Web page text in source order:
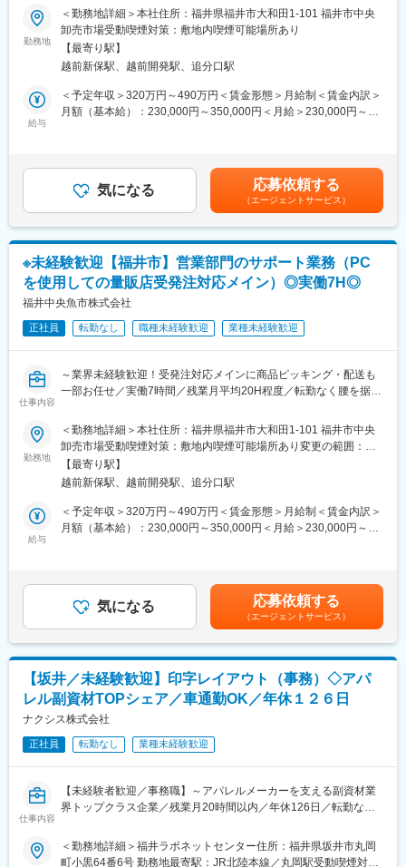
境です。
・基本土日祝休み／月残業平均20h程度
変更の範囲：会社の定める業務
のソフトウェア、グループ会社のゴンドラ事業、歌詞検索サイト
のPV数など、基幹事業の分野以外でもNo.１事業を保有していま
す。
◎創業100年超の安定感と新しい挑戦に挑み続ける社風
など、時代のニーズにあわせた全く新しい事業を展開していま
す。国内だけにとどまらず、シンガポールでプラスチック加工販
設立以来赤字経営をしたことなく、現在も実質無借金の経営体制
です。
500億を超える豊富な手元資金があり、今後は手元資金をM&Aな
ど投資にまわしていきたいと考えています。
変更の範囲：当社および出向（転籍）先の業務全般
福井県内の水産物流通の重要な役割を担う水産物の総合商社であ
る同社にて、営業職をご担当いただきます。
異業界からの入社者も活躍中ですので、ご意欲ある方であれば業
界が未経験の方もチャレンジ歓迎です。
■仕事内容：
市場外の商社、大手外食チェーン店、大手スーパー等の量販店へ
顧客先：マルハニチロ、ニッスイ、極洋、ニチレイなど
扱う商材：ズワイガニ・タラバガニ等冷凍カニ全般、サバ製品や
トップシェアを誇ります。
■配属部署人数：
現在、82名体制です。
その内、営業の方は全体で50名いらっしゃり、今回の配属先につ
いては
現在12名体制（20代から60代）です。
■ご入社後のフォロー体制：
先輩の指導のもと業務を行って頂きますので、ご安心ください。
■はたらき方：
・就業時間は、08:00 ～ 16:00（休憩60分） です
・実働7時間です
・月平均所定外労働時間は20H程度です
■キャリアパス等：
まずはメンバーとして活躍いただきますが、将来的に管理職を目
指していただけます。
■会社の特徴：
福井市中央卸売市場の水産物卸売業を展開する会社です。
福井の近海で獲れた魚や全国の魚、世界中の魚を福井の皆様や
全国の消費市場に販売しています。
近年ではふくいサーモンの養殖にも取り組んでいます。
勤務地
＜勤務地詳細＞本社住所：福井県福井市大和田1-101 福井市中央
卸売市場受動喫煙対策：敷地内喫煙可能場所あり
【最寄り駅】
越前新保駅、越前開発駅、追分口駅
給与
＜予定年収＞320万円～490万円＜賃金形態＞月給制＜賃金内訳＞
月額（基本給）：230,000円～350,000円＜月給＞230,000円～
（上限30,000円／月まで）■深夜手当賃金はあくまでも目安の金
額であり、選考を通じて上下する可能性があります。月給(月額)は
固定手当を含めた表記です。
気になる 応募依頼する
（エージェントサービス）
※未経験歓迎【福井市】営業部門のサポート業務（PC
を使用しての量販店受発注対応メイン）◎実働7H◎
福井中央魚市株式会社
正社員 転勤なし 職種未経験歓迎 業種未経験歓迎
仕事内容
～業界未経験歓迎！受発注対応メインに商品ピッキング・配送も
一部お任せ／実働7時間／残業月平均20H程度／転勤なく腰を据え
福井県内の水産物流通の重要な役割を担う水産物の総合商社であ
る当社にて、営業部門のサポート業務をご担当いただきます。
異業界からの入社者も活躍中ですので、ご意欲ある方であれば業
界未経験の方もチャレンジ歓迎です。
■仕事内容：
・量販店・スーパーからの受発注対応（PC入力・電話対応がメイ
■具体的には：
各量販店が運用しているWEB-EDIと呼ばれるシステムを使用して
の商品の受発注を行っていただきます。
積み込み、配送業務もございます。内勤８割、外勤２割程度とな
ります。
配送業務に関しては長距離の配送ではなく、当社から半径5km以
内近辺への配送がほとんどです。
■配属部署人数：
現在、82名体制です。
その内、営業の方は全体で50名在籍しており、今回の配属先につ
いては現在11名体制（20代から60代）です。
先輩の指導のもと業務を行って頂きますので、ご安心ください。
勤務地
＜勤務地詳細＞本社住所：福井県福井市大和田1-101 福井市中央
卸売市場受動喫煙対策：敷地内喫煙可能場所あり変更の範囲：会
社の定める事業所
【最寄り駅】
越前新保駅、越前開発駅、追分口駅
給与
＜予定年収＞320万円～490万円＜賃金形態＞月給制＜賃金内訳＞
月額（基本給）：230,000円～350,000円＜月給＞230,000円～
（上限30,000円／月まで）■深夜手当賃金はあくまでも目安の金
額であり、選考を通じて上下する可能性があります。月給(月額)は
固定手当を含めた表記です。
気になる 応募依頼する
（エージェントサービス）
【坂井／未経験歓迎】印字レイアウト（事務）◇アパ
レル副資材TOPシェア／車通勤OK／年休１２６日
ナクシス株式会社
正社員 転勤なし 業種未経験歓迎
仕事内容
【未経験者歓迎／事務職】～アパレルメーカーを支える副資材業
界トップクラス企業／残業月20時間以内／年休126日／転勤なし
■募集概要：
＜勤務地詳細＞福井ラボネットセンター住所：福井県坂井市丸岡
町小黒64番6号 勤務地最寄駅：JR北陸本線／丸岡駅受動喫煙対